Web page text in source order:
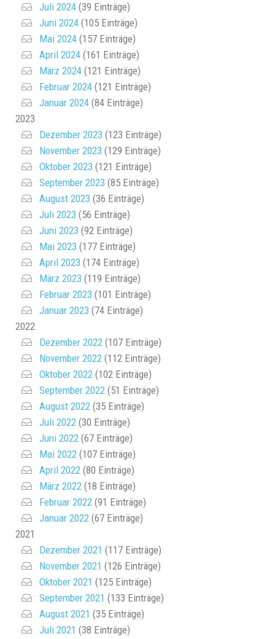
Juli 2024 (39 Einträge)
Juni 2024 (105 Einträge)
Mai 2024 (157 Einträge)
April 2024 (161 Einträge)
März 2024 (121 Einträge)
Februar 2024 (121 Einträge)
Januar 2024 (84 Einträge)
2023
Dezember 2023 (123 Einträge)
November 2023 (129 Einträge)
Oktober 2023 (121 Einträge)
September 2023 (85 Einträge)
August 2023 (36 Einträge)
Juli 2023 (56 Einträge)
Juni 2023 (92 Einträge)
Mai 2023 (177 Einträge)
April 2023 (174 Einträge)
März 2023 (119 Einträge)
Februar 2023 (101 Einträge)
Januar 2023 (74 Einträge)
2022
Dezember 2022 (107 Einträge)
November 2022 (112 Einträge)
Oktober 2022 (102 Einträge)
September 2022 (51 Einträge)
August 2022 (35 Einträge)
Juli 2022 (30 Einträge)
Juni 2022 (67 Einträge)
Mai 2022 (107 Einträge)
April 2022 (80 Einträge)
März 2022 (18 Einträge)
Februar 2022 (91 Einträge)
Januar 2022 (67 Einträge)
2021
Dezember 2021 (117 Einträge)
November 2021 (126 Einträge)
Oktober 2021 (125 Einträge)
September 2021 (133 Einträge)
August 2021 (35 Einträge)
Juli 2021 (38 Einträge)